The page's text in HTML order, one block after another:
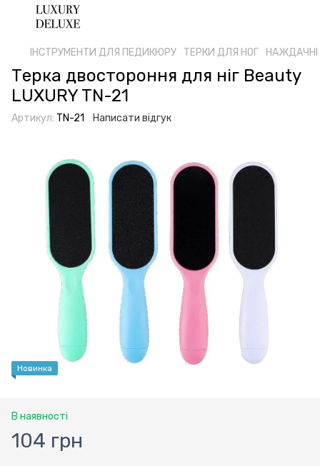
ІНСТРУМЕНТИ ДЛЯ ПЕДИКЮРУ ТЕРКИ ДЛЯ НОГ НАЖДАЧНІ
Терка двостороння для ніг Beauty
LUXURY TN-21
Артикул: TN-21 Написати відгук
Новинка
В наявності
104 грн